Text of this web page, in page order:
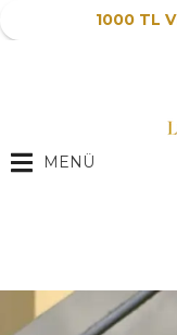
1000 TL
MENÜ